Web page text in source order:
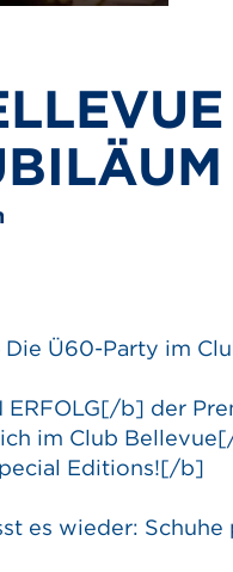
Ü60-Party im
ERFOLG[/b] der
im Club
Editions![/b]
es wieder: